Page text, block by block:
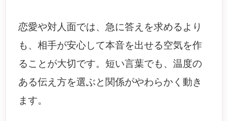
恋愛や対人面では、急に答えを求めるより
も、相手が安心して本音を出せる空気を作
ることが大切です。短い言葉でも、温度の
ある伝え方を選ぶと関係がやわらかく動き
ます。